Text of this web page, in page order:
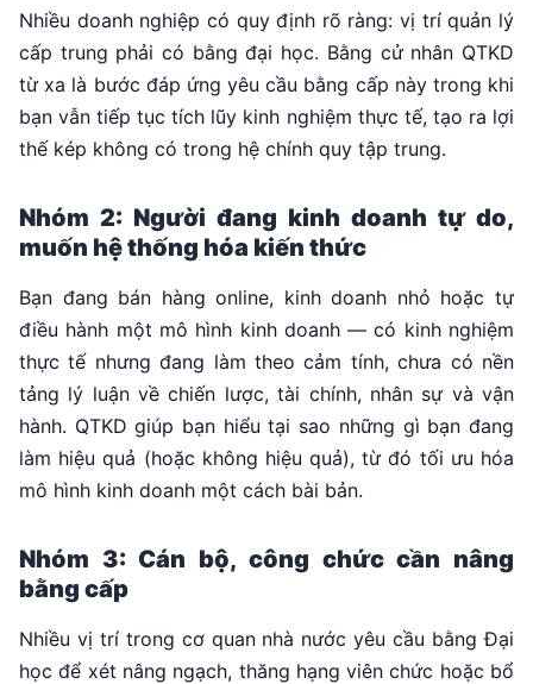
Nhiều doanh nghiệp có quy định rõ ràng: vị trí quản lý
cấp trung phải có bằng đại học. Bằng cử nhân QTKD
từ xa là bước đáp ứng yêu cầu bằng cấp này trong khi
bạn vẫn tiếp tục tích lũy kinh nghiệm thực tế, tạo ra lợi
thế kép không có trong hệ chính quy tập trung.
Nhóm 2: Người đang kinh doanh tự do,
muốn hệ thống hóa kiến thức
Bạn đang bán hàng online, kinh doanh nhỏ hoặc tự
điều hành một mô hình kinh doanh — có kinh nghiệm
thực tế nhưng đang làm theo cảm tính, chưa có nền
tảng lý luận về chiến lược, tài chính, nhân sự và vận
hành. QTKD giúp bạn hiểu tại sao những gì bạn đang
làm hiệu quả (hoặc không hiệu quả), từ đó tối ưu hóa
mô hình kinh doanh một cách bài bản.
Nhóm 3: Cán bộ, công chức cần nâng
bằng cấp
Nhiều vị trí trong cơ quan nhà nước yêu cầu bằng Đại
học để xét nâng ngạch, thăng hạng viên chức hoặc bổ